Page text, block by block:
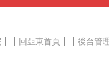
回亞東首頁 後台管